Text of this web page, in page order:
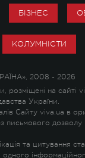
БІЗНЕС
КОЛУМНІСТИ
2008 - 2026
розміщені на сайті
України.
Сайту viva.ua в
письмового дозволу
та цитування
одного